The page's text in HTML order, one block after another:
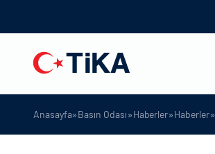
Anasayfa»Basın Odası»Haberler»Haberler»